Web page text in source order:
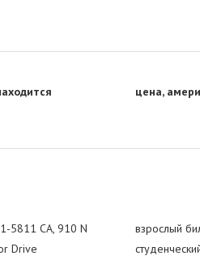
цена,
5811 СА, 910 N
Drive
взрослый